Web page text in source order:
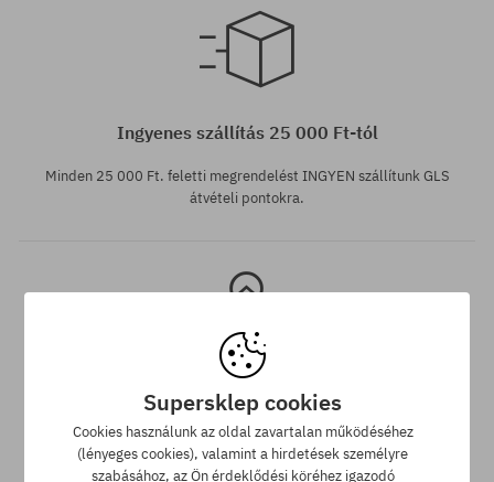
Ingyenes szállítás 25 000 Ft-tól
Minden 25 000 Ft. feletti megrendelést INGYEN szállítunk GLS
átvételi pontokra.
Legjobb ár garancia
A legjobb árak nálunk vannak, de ha véletlenül egy más
Supersklep cookies
Cookies használunk az oldal zavartalan működéséhez
(lényeges cookies), valamint a hirdetések személyre
szabásához, az Ön érdeklődési köréhez igazodó